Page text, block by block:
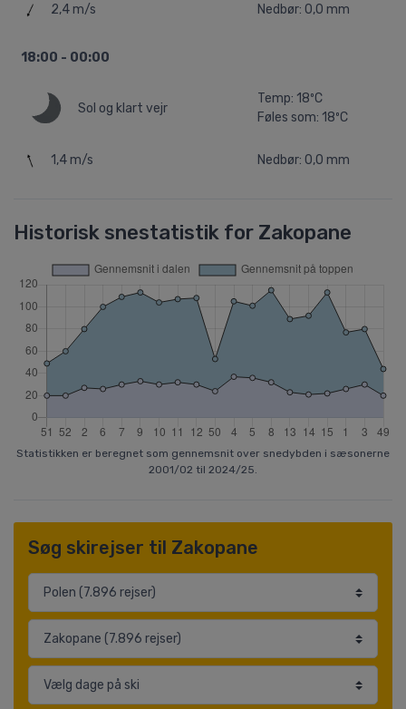
2,4 m/s Nedbør: 0,0 mm
18:00 - 00:00
Sol og klart vejr
Temp: 18ºC
Føles som: 18ºC
1,4 m/s Nedbør: 0,0 mm
Historisk snestatistik for Zakopane
Statistikken er beregnet som gennemsnit over snedybden i sæsonerne
2001/02 til 2024/25.
Søg skirejser til Zakopane